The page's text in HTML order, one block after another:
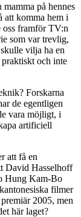
på hennes
att komma hem i
oss framför TV:n
som var trevlig,
vilja ha en
och inte
Forskarna
de egentligen
vara möjligt, i
artificiell
att få en
David Hasselhoff
Hung Kam-Bo
filmer
2005, men
här laget?